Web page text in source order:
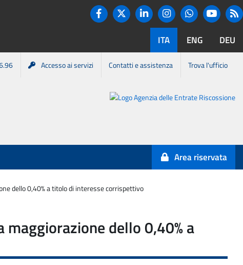
Twitter
LinkedinInstagram
ITA ENG DEU
Accesso ai servizi Contatti e assistenza Trova l'ufficio
Agenzia
Entrate-
Riscossione
Area riservata
dello 0,40% a titolo di interesse corrispettivo
dello 0,40% a